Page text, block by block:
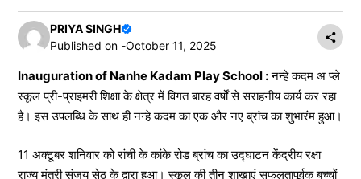
PRIYA SINGH
Published on -October 11, 2025
Inauguration of Nanhe Kadam Play School :नन्हे कदम अ प्ले
स्कूल प्री-प्राइमरी शिक्षा के क्षेत्र में विगत बारह वर्षों से सराहनीय कार्य कर रहा
है। इस उपलब्धि के साथ ही नन्हे कदम का एक और नए ब्रांच का शुभारंम हुआ।
11 अक्टूबर शनिवार को रांची के कांके रोड ब्रांच का उ‌द्घाटन केंद्रीय रक्षा
राज्य मंत्री संजय सेठ के द्वारा हुआ। स्कूल की तीन शाखाएं सफलतापूर्वक बच्चों